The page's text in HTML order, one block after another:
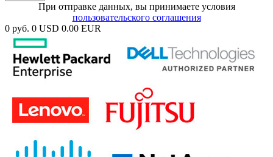
При отправке данных, вы принимаете условия
пользовательского соглашения
0 руб. 0 USD 0.00 EUR